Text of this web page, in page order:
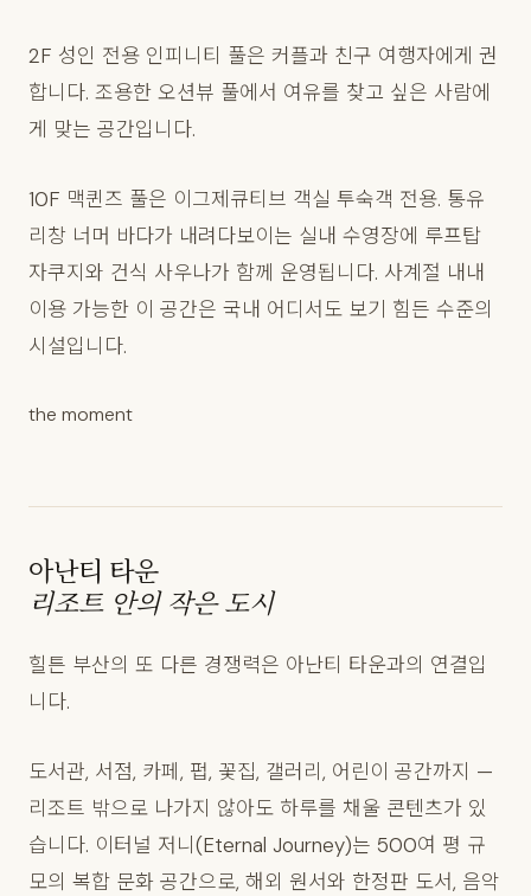
2F 성인 전용 인피니티 풀은 커플과 친구 여행자에게 권
합니다. 조용한 오션뷰 풀에서 여유를 찾고 싶은 사람에
게 맞는 공간입니다.
10F 맥퀸즈 풀은 이그제큐티브 객실 투숙객 전용. 통유
리창 너머 바다가 내려다보이는 실내 수영장에 루프탑
자쿠지와 건식 사우나가 함께 운영됩니다. 사계절 내내
이용 가능한 이 공간은 국내 어디서도 보기 힘든 수준의
시설입니다.
the moment
아난티 타운
리조트 안의 작은 도시
힐튼 부산의 또 다른 경쟁력은 아난티 타운과의 연결입
니다.
도서관, 서점, 카페, 펍, 꽃집, 갤러리, 어린이 공간까지 —
리조트 밖으로 나가지 않아도 하루를 채울 콘텐츠가 있
습니다. 이터널 저니(Eternal Journey)는 500여 평 규
모의 복합 문화 공간으로, 해외 원서와 한정판 도서, 음악